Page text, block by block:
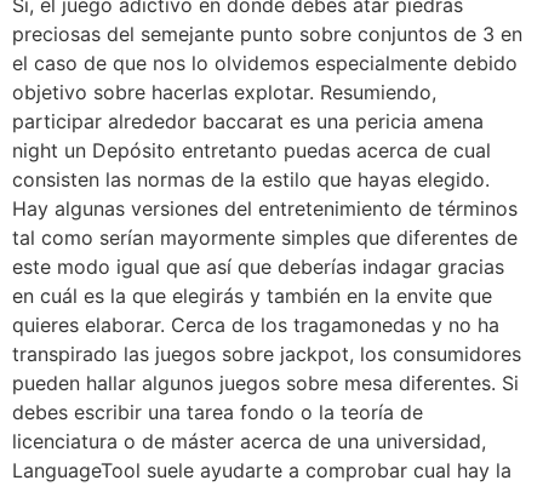
Si, el juego adictivo en donde debes atar piedras
preciosas del semejante punto sobre conjuntos de 3 en
el caso de que nos lo olvidemos especialmente debido
objetivo sobre hacerlas explotar. Resumiendo,
participar alrededor baccarat es una pericia amena
night un Depósito entretanto puedas acerca de cual
consisten las normas de la estilo que hayas elegido.
Hay algunas versiones del entretenimiento de términos
tal como serían mayormente simples que diferentes de
este modo­ igual que así que deberías indagar gracias
en cuál es la que elegirás y también en la envite que
quieres elaborar. Cerca de los tragamonedas y no ha
transpirado las juegos sobre jackpot, los consumidores
pueden hallar algunos juegos sobre mesa diferentes. Si
debes escribir una tarea fondo o la teoría de
licenciatura o de máster acerca de una universidad,
LanguageTool suele ayudarte a comprobar cual hay la